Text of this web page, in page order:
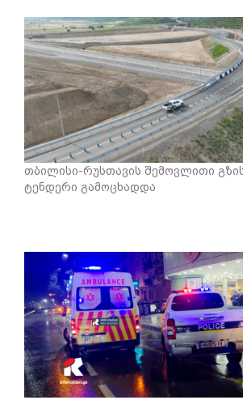
თბილისი-რუსთავის შემოვლითი
ტენდერი გამოცხადდა